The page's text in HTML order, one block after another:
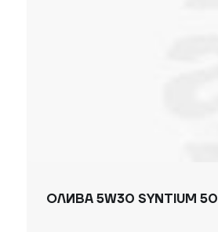
ОЛИВА 5W30 SYNTIUM